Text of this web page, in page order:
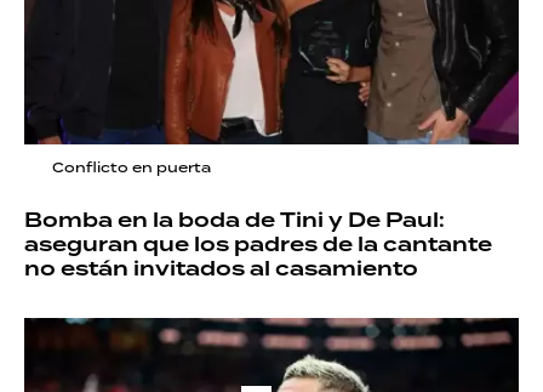
Conflicto en puerta
Bomba en la boda de Tini y De Paul:
aseguran que los padres de la cantante
no están invitados al casamiento